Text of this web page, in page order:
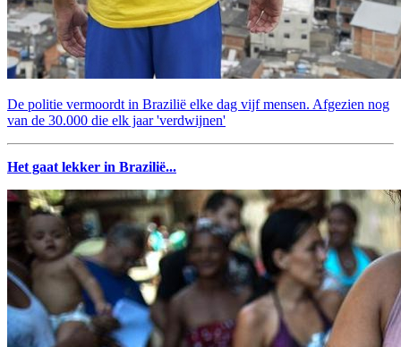
De politie vermoordt in Brazilië elke dag vijf mensen. Afgezien nog
van de 30.000 die elk jaar 'verdwijnen'
Het gaat lekker in Brazilië...